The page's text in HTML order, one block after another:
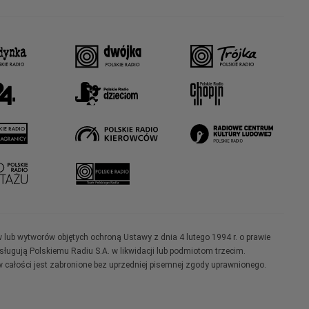
wytworów objętych ochroną Ustawy z dnia 4 lutego 1994 r. o prawie
Polskiemu Radiu S.A. w likwidacji lub podmiotom trzecim.
jest zabronione bez uprzedniej pisemnej zgody uprawnionego.